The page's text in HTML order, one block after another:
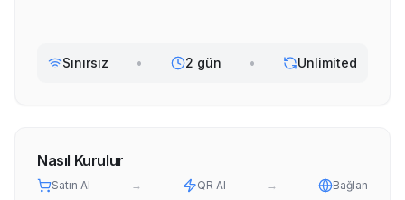
Sınırsız • 2 gün • Unlimited
Nasıl Kurulur
Satın Al → QR Al → Bağlan